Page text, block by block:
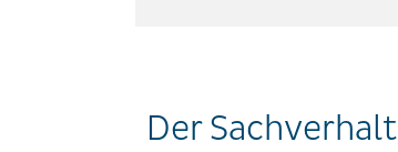
Der Sachverhalt